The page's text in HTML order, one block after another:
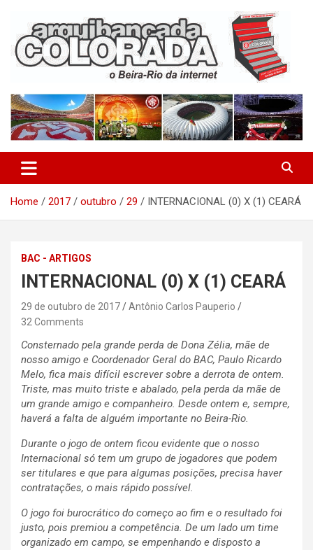
content
Arquibancada Colorada
Home 2017 outubro 29 INTERNACIONAL (0) X (1) CEARÁ
BAC - ARTIGOS
INTERNACIONAL (0) X (1) CEARÁ
29 de outubro de 2017
Antônio Carlos Pauperio
32 Comments
Consternado pela grande perda de Dona Zélia, mãe de
nosso amigo e Coordenador Geral do BAC, Paulo Ricardo
Melo, fica mais difícil escrever sobre a derrota de ontem.
Triste, mas muito triste e abalado, pela perda da mãe de
um grande amigo e companheiro. Desde ontem e, sempre,
haverá a falta de alguém importante no Beira-Rio.
Durante o jogo de ontem ficou evidente que o nosso
Internacional só tem um grupo de jogadores que podem
ser titulares e que para algumas posições, precisa haver
contratações, o mais rápido possível.
O jogo foi burocrático do começo ao fim e o resultado foi
justo, pois premiou a competência. De um lado um time
organizado em campo, se empenhando e disposto a